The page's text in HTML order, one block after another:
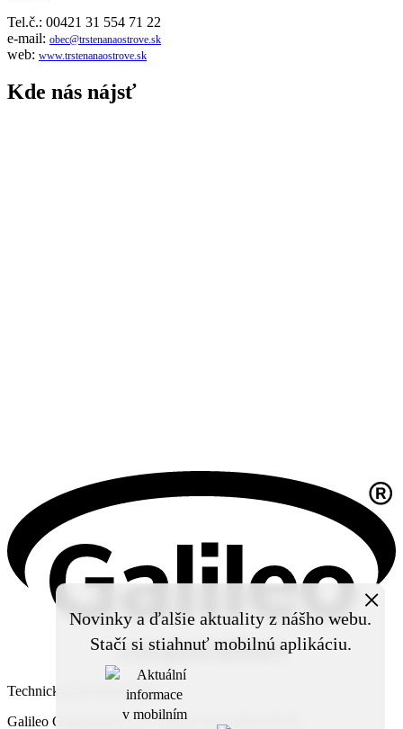
Novinky a ďalšie aktuality z nášho webu.
Stačí si stiahnuť mobilnú aplikáciu.
×
Tel.č.: 00421 31 554 71 22
e-mail: obec@trstenanaostrove.sk
web: www.trstenanaostrove.sk
Kde nás nájsť
Technický prevádzkovateľ:
Galileo Corporation s.r.o., Čierna Voda 468, 925 06